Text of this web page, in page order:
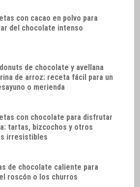
con cacao en polvo para
del chocolate intenso
de chocolate y avellana
de arroz: receta fácil para un
o merienda
con chocolate para disfrutar
tartas, bizcochos y otros
irresistibles
de chocolate caliente para
roscón o los churros